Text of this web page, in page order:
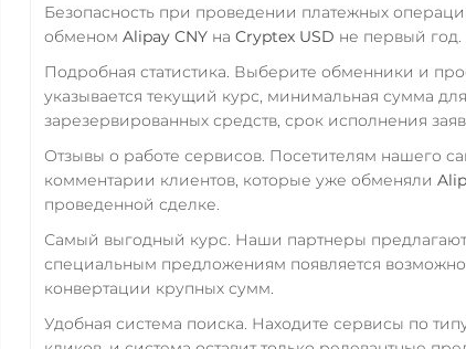
Безопасность при проведении платежных
обменом Alipay CNYна Cryptex USD не первый год.
Подробная статистика. Выберите обменники и
указывается текущий курс, минимальная сумма
зарезервированных средств, срок исполнения
Отзывы о работе сервисов. Посетителям нашего
комментарии клиентов, которые уже обменяли
проведенной сделке.
Самый выгодный курс. Наши партнеры
специальным предложениям появляется
конвертации крупных сумм.
Удобная система поиска. Находите сервисы по